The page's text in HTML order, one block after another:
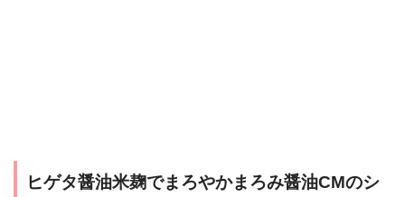
ヒゲタ醤油米麹でまろやかまろみ醤油CMのシ